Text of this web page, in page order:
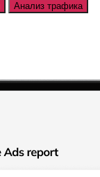
Анализ трафика